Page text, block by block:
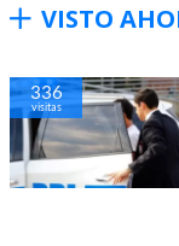
VISTO
336
visitas